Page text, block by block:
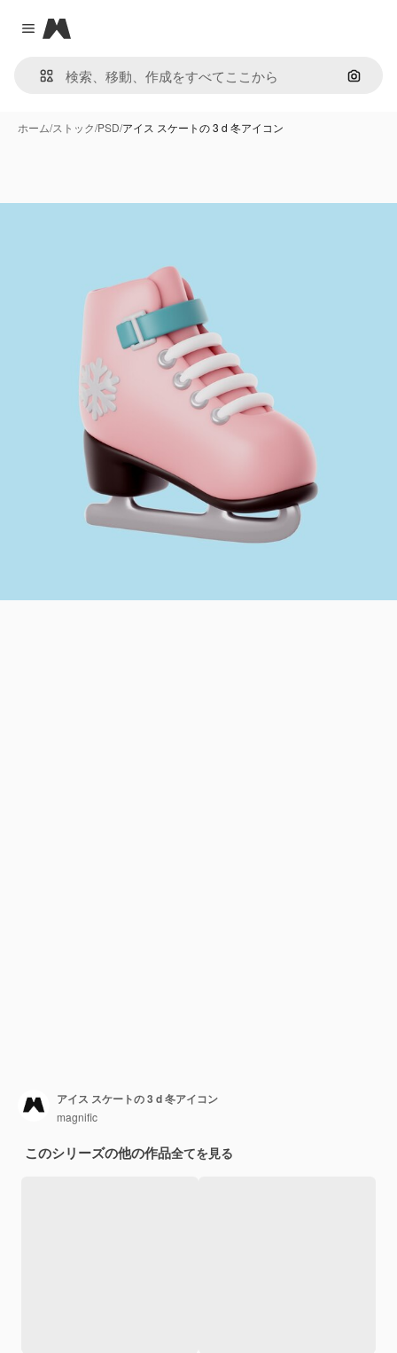
Close menu
Magnific
画像で
ホーム/ストック/PSD/アイス スケートの 3 d 冬アイコン
アイス スケートの 3 d 冬アイコン
magnific
このシリーズの他の作品全てを見る